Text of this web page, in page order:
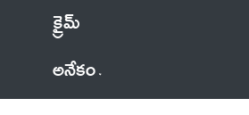
క్రైమ్
అనేకం